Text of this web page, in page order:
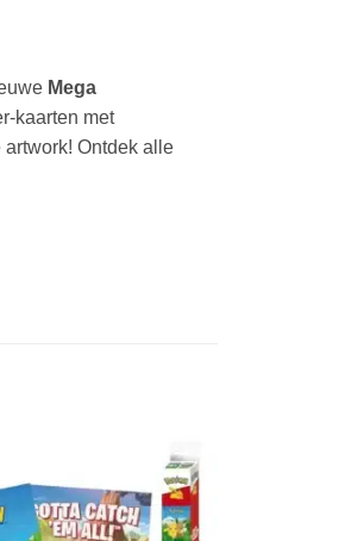
Mega
kaarten met
Ontdek alle